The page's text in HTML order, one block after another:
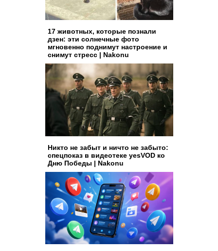
17 животных, которые познали
дзен: эти солнечные фото
мгновенно поднимут настроение и
снимут стресс | Nakonu
Никто не забыт и ничто не забыто:
спецпоказ в видеотеке yesVOD ко
Дню Победы | Nakonu